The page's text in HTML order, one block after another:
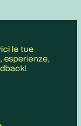
le tue
esperienze,